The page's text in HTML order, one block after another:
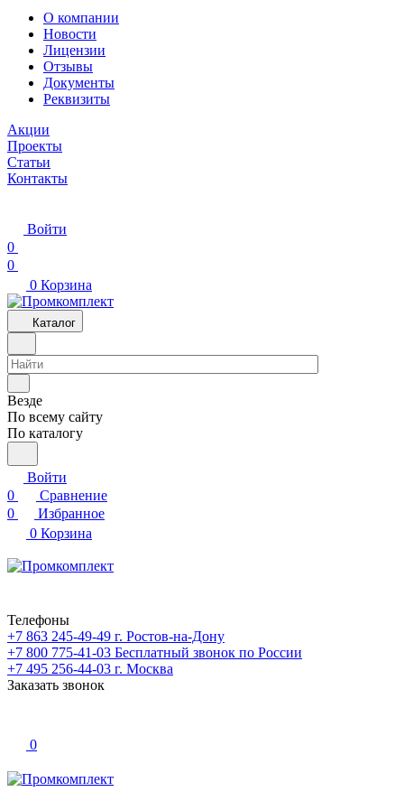
О компании
Новости
Лицензии
Отзывы
Документы
Реквизиты
Акции
Проекты
Статьи
Контакты
Войти
0
0
0 Корзина
Каталог
Везде
По всему сайту
По каталогу
Войти
0
Сравнение
0
Избранное
0 Корзина
Телефоны
+7 863 245-49-49 г. Ростов-на-Дону
+7 800 775-41-03 Бесплатный звонок по России
+7 495 256-44-03 г. Москва
Заказать звонок
0